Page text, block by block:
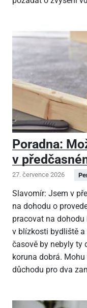
Poradna:
v
27. července 2026
Slavomír: Jsem v
na dohodu o
pracovat na
v blízkosti bydliště a
časově by nebyly ty
koruna dobrá.
důchodu pro dva